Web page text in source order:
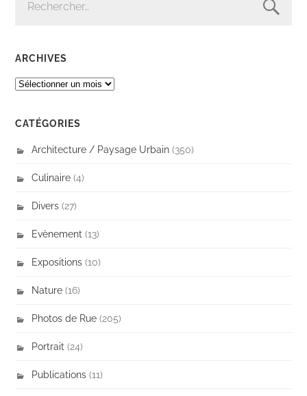
ARCHIVES
ARCHIVES
CATÉGORIES
Architecture / Paysage Urbain (350)
Culinaire (4)
Divers (27)
Evènement (13)
Expositions (10)
Nature (16)
Photos de Rue (205)
Portrait (24)
Publications (11)